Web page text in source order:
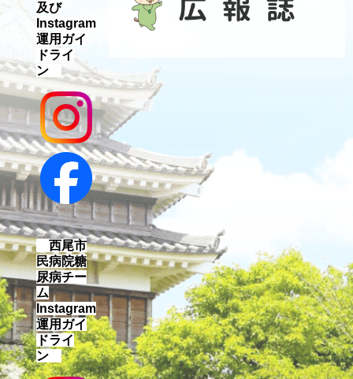
及び
Instagram
運用ガイ
ドライ
ン
西尾市
民病院糖
尿病チー
ム
Instagram
運用ガイ
ドライ
ン